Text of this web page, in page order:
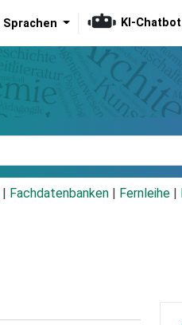
Sprachen KI-Chatbot
Fachdatenbanken Fernleihe